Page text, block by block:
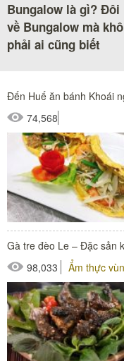
Bungalow là gì? Đôi
về Bungalow mà
phải ai cũng biết
Đến Huế ăn bánh Khoái
74,568
Gà tre đèo Le – Đặc sản
98,033
Ẩm thực